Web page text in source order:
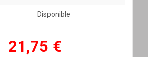
Disponible
21,75 €